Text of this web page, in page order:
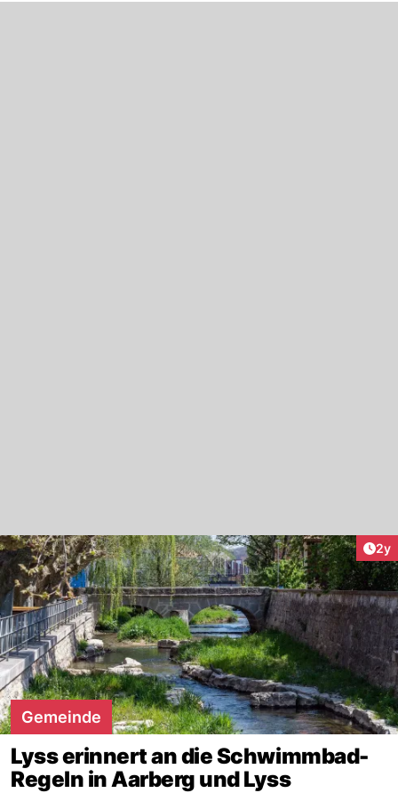
2y
Gemeinde
Lyss erinnert an die Schwimmbad-
Regeln in Aarberg und Lyss